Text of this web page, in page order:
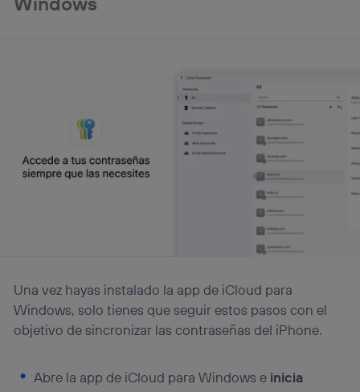
Una vez hayas instalado la app de iCloud para
Windows, solo tienes que seguir estos pasos con el
objetivo de sincronizar las contraseñas del iPhone.
Abre la app de iCloud para Windows e inicia